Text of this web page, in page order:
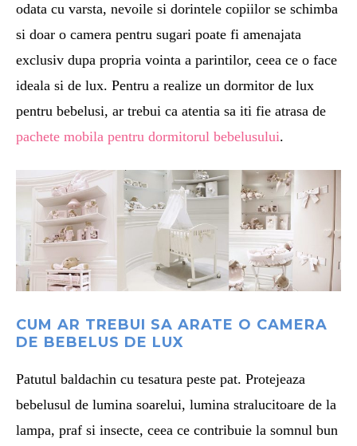
odata cu varsta, nevoile si dorintele copiilor se schimba
si doar o camera pentru sugari poate fi amenajata
exclusiv dupa propria vointa a parintilor, ceea ce o face
ideala si de lux. Pentru a realize un dormitor de lux
pentru bebelusi, ar trebui ca atentia sa iti fie atrasa de
pachete mobila pentru dormitorul bebelusului.
CUM AR TREBUI SA ARATE O CAMERA
DE BEBELUS DE LUX
Patutul baldachin cu tesatura peste pat. Protejeaza
bebelusul de lumina soarelui, lumina stralucitoare de la
lampa, praf si insecte, ceea ce contribuie la somnul bun